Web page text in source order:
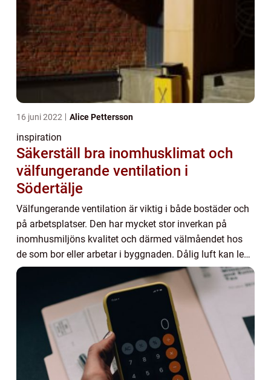
16 juni 2022 Alice Pettersson
inspiration
Säkerställ bra inomhusklimat och
välfungerande ventilation i
Södertälje
Välfungerande ventilation är viktig i både bostäder och
på arbetsplatser. Den har mycket stor inverkan på
inomhusmiljöns kvalitet och därmed välmåendet hos
de som bor eller arbetar i byggnaden. Dålig luft kan leda
till diverse besvär hos de som vista...